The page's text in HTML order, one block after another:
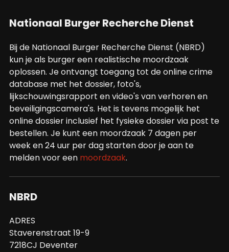
Nationaal Burger Recherche Dienst
Bij de Nationaal Burger Recherche Dienst (NBRD)
kun je als burger een realistische moordzaak
oplossen. Je ontvangt toegang tot de online crime
database met het dossier, foto's,
lijkschouwingsrapport en video's van verhoren en
beveiligingscamera's. Het is tevens mogelijk het
online dossier inclusief het fysieke dossier via post te
bestellen. Je kunt een moordzaak 7 dagen per
week en 24 uur per dag starten door je aan te
melden voor een moordzaak.
NBRD
ADRES
Staverenstraat 19-9
7218CJ Deventer